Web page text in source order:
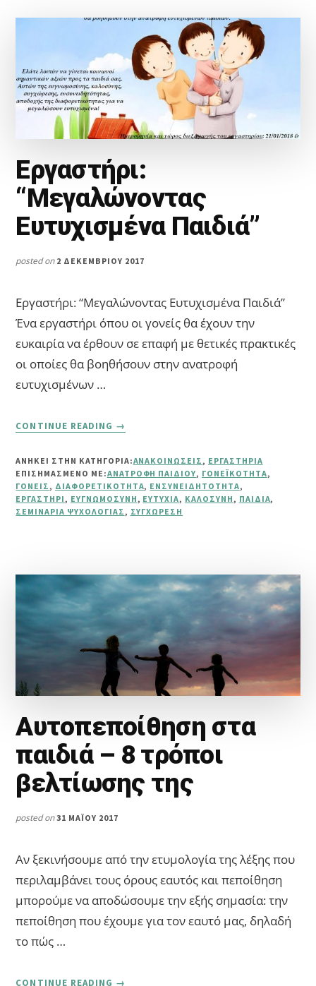
Εργαστήρι:
“Μεγαλώνοντας
Ευτυχισμένα Παιδιά”
posted on 2 ΔΕΚΕΜΒΡΊΟΥ 2017
Εργαστήρι: “Μεγαλώνοντας Ευτυχισμένα Παιδιά”
Ένα εργαστήρι όπου οι γονείς θα έχουν την
ευκαιρία να έρθουν σε επαφή με θετικές πρακτικές
οι οποίες θα βοηθήσουν στην ανατροφή
ευτυχισμένων …
CONTINUE READING
ΕΡΓΑΣΤΉΡΙ:
ΕΥΤΥΧΙΣΜΈΝΑ
ΠΑΙΔΙΆ”
→
ΑΝΗΚΕΙ ΣΤΗΝ ΚΑΤΗΓΟΡΙΑ:ΑΝΑΚΟΙΝΏΣΕΙΣ, ΕΡΓΑΣΤΉΡΙΑ
ΕΠΙΣΗΜΑΣΜΈΝΟ ΜΕ:ΑΝΑΤΡΟΦΉ ΠΑΙΔΙΟΎ, ΓΟΝΕΪΚΌΤΗΤΑ,
ΓΟΝΕΊΣ, ΔΙΑΦΟΡΕΤΙΚΌΤΗΤΑ, ΕΝΣΥΝΕΙΔΗΤΌΤΗΤΑ,
ΕΡΓΑΣΤΉΡΙ, ΕΥΓΝΩΜΟΣΎΝΗ, ΕΥΤΥΧΊΑ, ΚΑΛΟΣΎΝΗ, ΠΑΙΔΙΆ,
ΣΕΜΙΝΆΡΙΑ ΨΥΧΟΛΟΓΊΑΣ, ΣΥΓΧΏΡΕΣΗ
Αυτοπεποίθηση στα
παιδιά – 8 τρόποι
βελτίωσης της
posted on31 ΜΑΪ́ΟΥ 2017
Αν ξεκινήσουμε από την ετυμολογία της λέξης που
περιλαμβάνει τους όρους εαυτός και πεποίθηση
μπορούμε να αποδώσουμε την εξής σημασία: την
πεποίθηση που έχουμε για τον εαυτό μας, δηλαδή
το πώς …
CONTINUE READING →